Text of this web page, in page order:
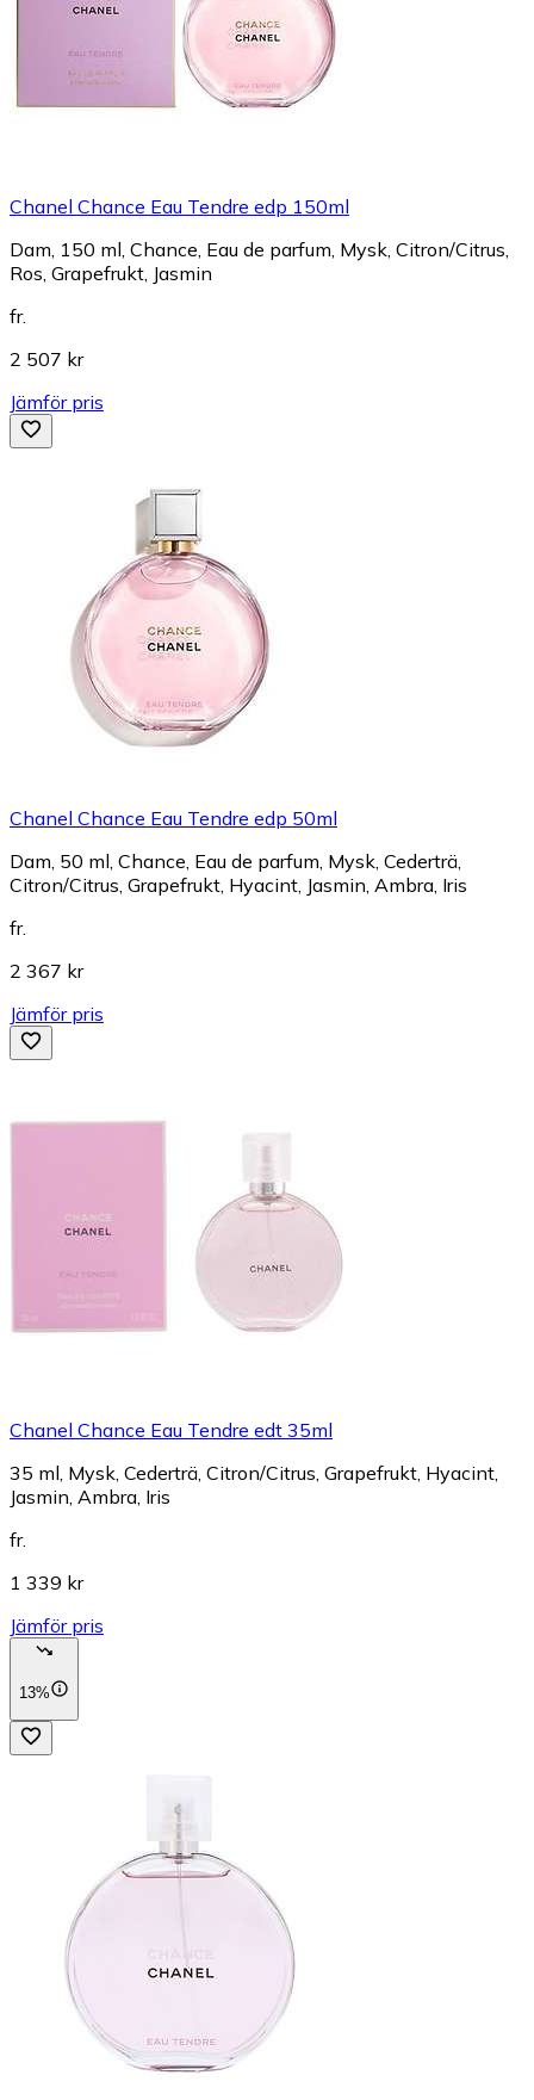
Chanel Chance Eau Tendre edp 150ml
Dam, 150 ml, Chance, Eau de parfum, Mysk, Citron/Citrus,
Ros, Grapefrukt, Jasmin
fr.
2 507 kr
Jämför pris
Chanel Chance Eau Tendre edp 50ml
Dam, 50 ml, Chance, Eau de parfum, Mysk, Cederträ,
Citron/Citrus, Grapefrukt, Hyacint, Jasmin, Ambra, Iris
fr.
2 367 kr
Jämför pris
Chanel Chance Eau Tendre edt 35ml
35 ml, Mysk, Cederträ, Citron/Citrus, Grapefrukt, Hyacint,
Jasmin, Ambra, Iris
fr.
1 339 kr
Jämför pris
13%